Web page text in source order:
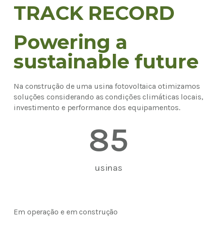
TRACK RECORD
Powering a
sustainable future
Na construção de uma usina fotovoltaica otimizamos
soluções considerando as condições climáticas locais,
investimento e performance dos equipamentos.
usinas
85
Em operação e em construção